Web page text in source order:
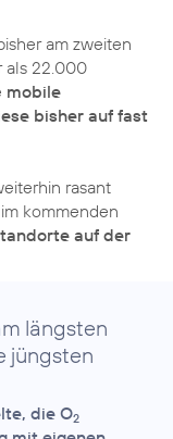
am zweiten
als 22.000
mobile
bisher auf fast
rasant
kommenden
auf der
längsten
jüngsten
die O2